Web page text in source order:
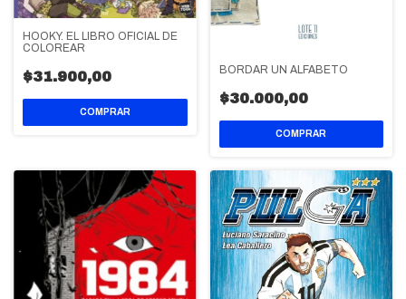
HOOKY. EL LIBRO OFICIAL DE
COLOREAR
$31.900,00 BORDAR UN ALFABETO
$30.000,00